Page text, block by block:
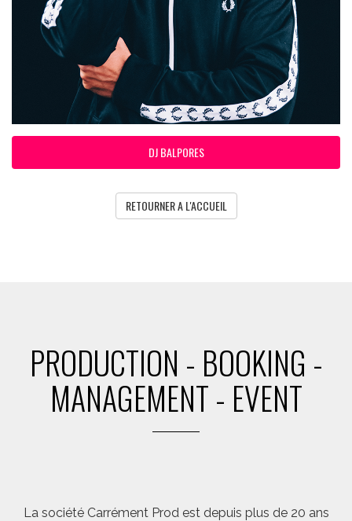
DJ BALPORES
RETOURNER A L'ACCUEIL
PRODUCTION - BOOKING -
MANAGEMENT - EVENT
La société Carrément Prod est depuis plus de 20 ans